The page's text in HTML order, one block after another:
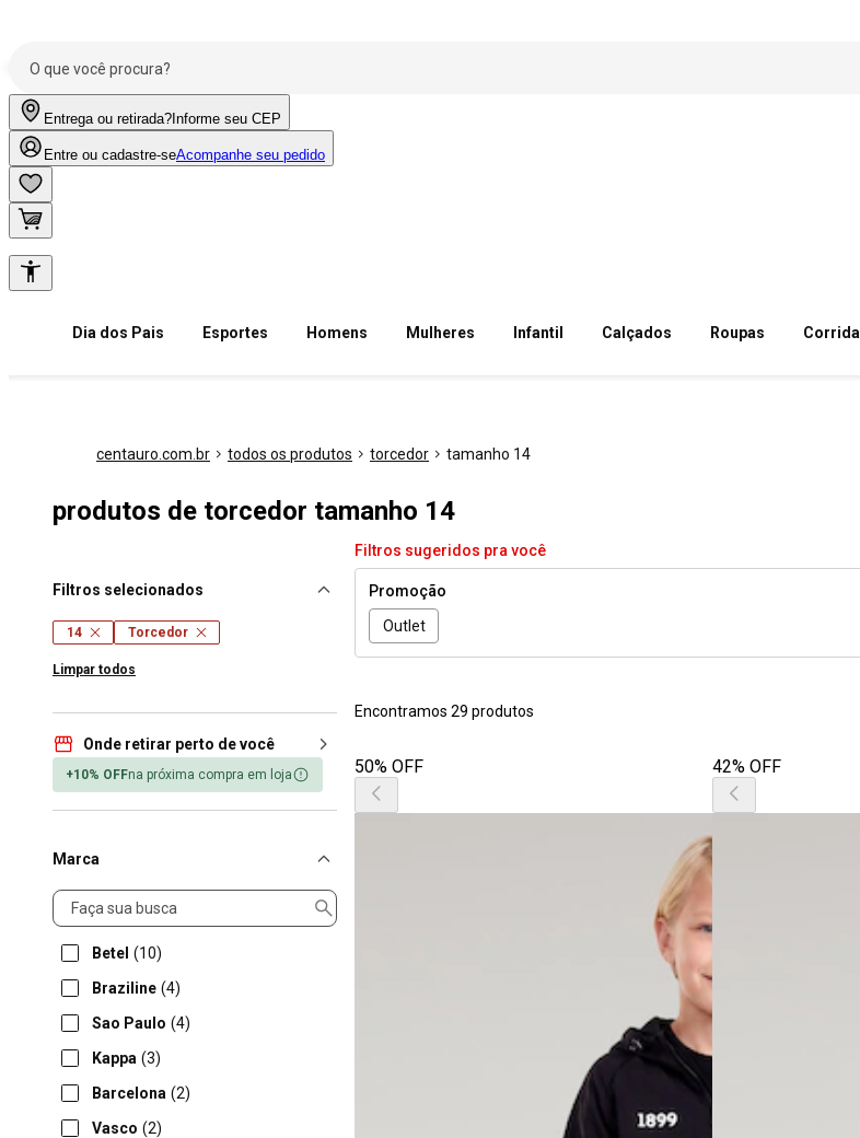
Entrega ou retirada? Informe seu CEP
Entre ou cadastre-seAcompanhe seu pedido
Dia dos Pais Esportes Homens Mulheres Infantil Calçados Roupas Corrida
centauro.com.br todos os produtos torcedor tamanho 14
produtos de torcedor tamanho 14
Filtros selecionados
14 Torcedor
Limpar todos
Onde retirar perto de você
+10% OFFna próxima compra em loja
Marca
Marca
Betel (10)
Braziline (4)
Sao Paulo (4)
Kappa (3)
Barcelona (2)
Vasco (2)
Filtros sugeridos pra você
Promoção
Outlet
Encontramos 29 produtos
50% OFF 42% OFF